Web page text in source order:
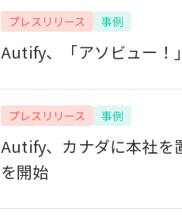
プレスリリース 事例
Autify、「アソビュー！
プレスリリース 事例
Autify、カナダに本社を
を開始